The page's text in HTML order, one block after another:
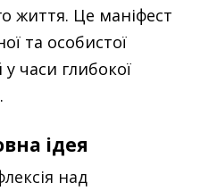
життя. Це маніфест
та особистої
часи глибокої
ідея
над